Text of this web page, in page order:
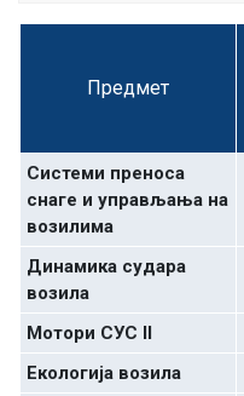
Предмет
Системи преноса
снаге и управљања на
возилима
Динамика судара
возила
Мотори СУС II
Екологија возила